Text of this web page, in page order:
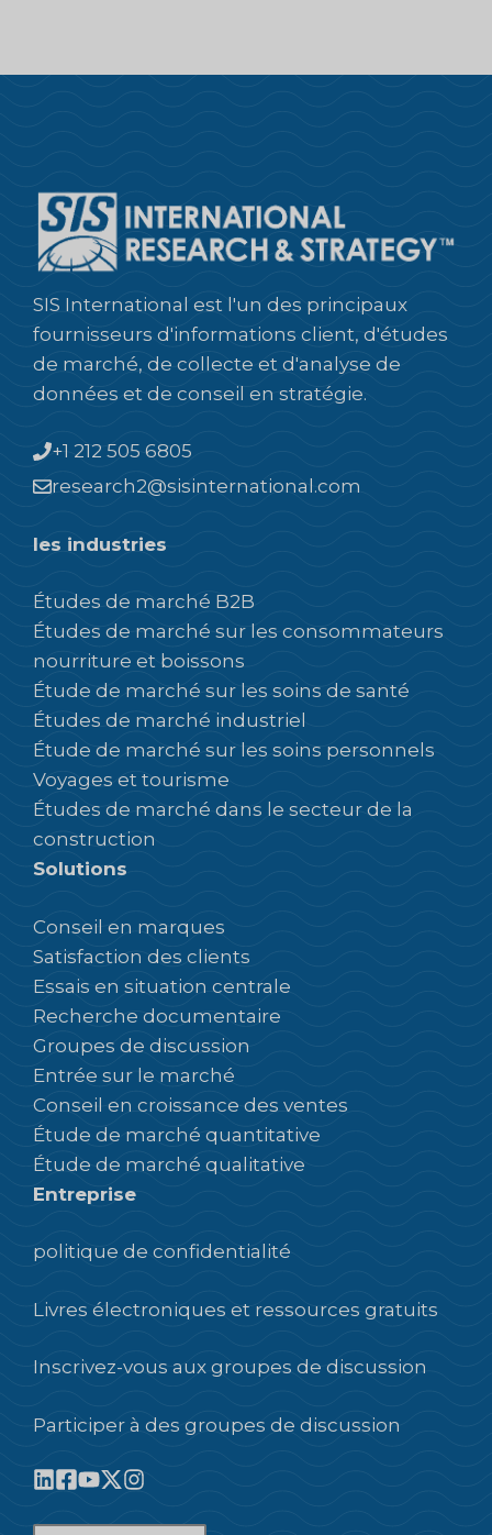
SIS International est l'un des principaux
fournisseurs d'informations client, d'études
de marché, de collecte et d'analyse de
données et de conseil en stratégie.
+1 212 505 6805
research2@sisinternational.com
les industries
Études de marché B2B
Études de marché sur les consommateurs
nourriture et boissons
Étude de marché sur les soins de santé
Études de marché industriel
Étude de marché sur les soins personnels
Voyages et tourisme
Études de marché dans le secteur de la
construction
Solutions
Conseil en marques
Satisfaction des clients
Essais en situation centrale
Recherche documentaire
Groupes de discussion
Entrée sur le marché
Conseil en croissance des ventes
Étude de marché quantitative
Étude de marché qualitative
Entreprise
politique de confidentialité
Livres électroniques et ressources gratuits
Inscrivez-vous aux groupes de discussion
Participer à des groupes de discussion